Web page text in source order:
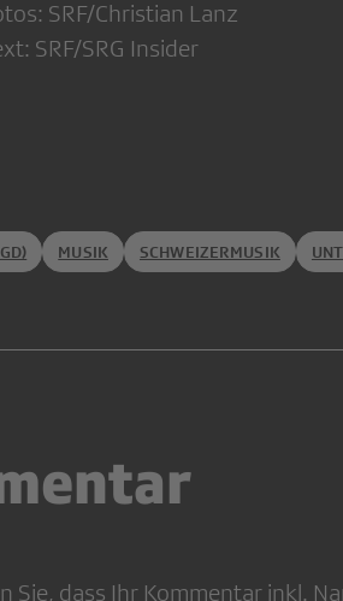
SRF/Christian Lanz
SRF/SRG Insider
MUSIK SCHWEIZERMUSIK
Sie, dass Ihr Kommentar inkl.